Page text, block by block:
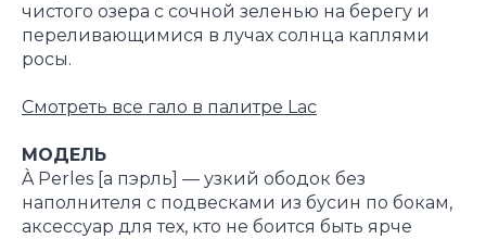
чистого озера с сочной зеленью на берегу и
переливающимися в лучах солнца каплями
росы.
Смотреть все гало в палитре Lac
МОДЕЛЬ
À Perles [а пэрль] — узкий ободок без
наполнителя с подвесками из бусин по бокам,
аксессуар для тех, кто не боится быть ярче